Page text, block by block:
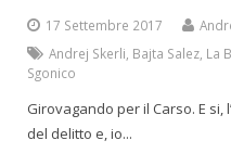
17 Settembre 2017
Andrej Skerli Bajta Salez La
Sgonico
Girovagando per il Carso. E
del delitto e, io...